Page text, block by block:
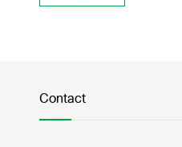
Contact